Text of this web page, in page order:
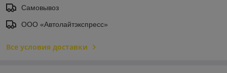
Самовывоз
ООО «Автолайтэкспресс»
Все условия доставки